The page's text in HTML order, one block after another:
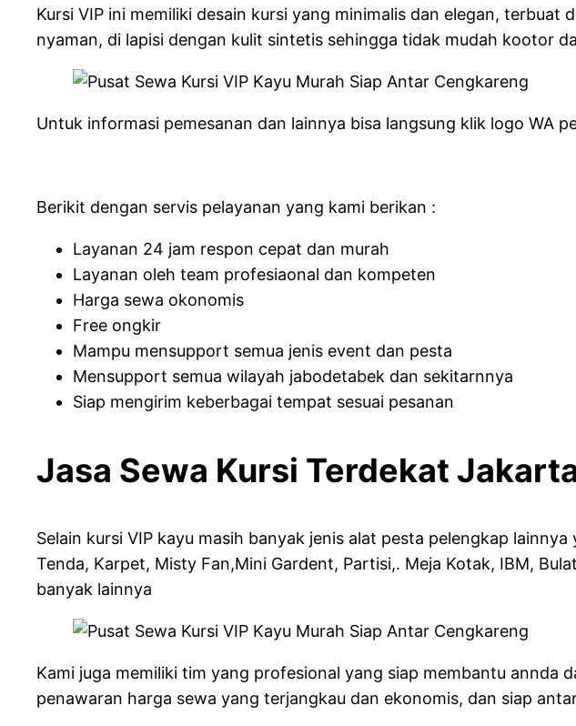
Kursi VIP ini memiliki desain kursi yang minimalis dan elegan,
nyaman, di lapisi dengan kulit sintetis sehingga tidak mudah kootor
Untuk informasi pemesanan dan lainnya bisa langsung klik logo WA
Berikit dengan servis pelayanan yang kami berikan :
Layanan 24 jam respon cepat dan murah
Layanan oleh team profesiaonal dan kompeten
Harga sewa okonomis
Free ongkir
Mampu mensupport semua jenis event dan pesta
Mensupport semua wilayah jabodetabek dan sekitarnnya
Siap mengirim keberbagai tempat sesuai pesanan
Jasa Sewa Kursi Terdekat
Selain kursi VIP kayu masih banyak jenis alat pesta pelengkap
Tenda, Karpet, Misty Fan,Mini Gardent, Partisi,. Meja Kotak, IBM,
banyak lainnya
Kami juga memiliki tim yang profesional yang siap membantu annda
penawaran harga sewa yang terjangkau dan ekonomis, dan siap